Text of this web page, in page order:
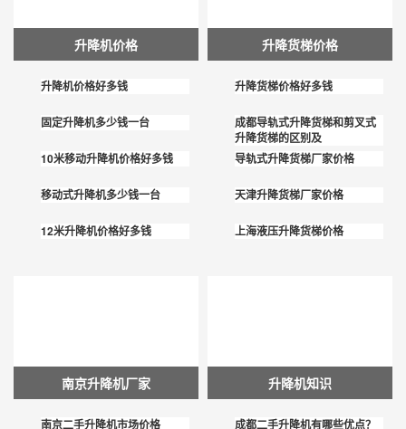
升降机价格
升降机价格好多钱
固定升降机多少钱一台
10米移动升降机价格好多钱
移动式升降机多少钱一台
12米升降机价格好多钱
升降货梯价格
升降货梯价格好多钱
成都导轨式升降货梯和剪叉式
升降货梯的区别及
导轨式升降货梯厂家价格
天津升降货梯厂家价格
上海液压升降货梯价格
南京升降机厂家
南京二手升降机市场价格
升降机知识
成都二手升降机有哪些优点？